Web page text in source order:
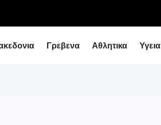
Εθνικής Οικονομίας...
Γρεβενα Αθλητικα Υγεια